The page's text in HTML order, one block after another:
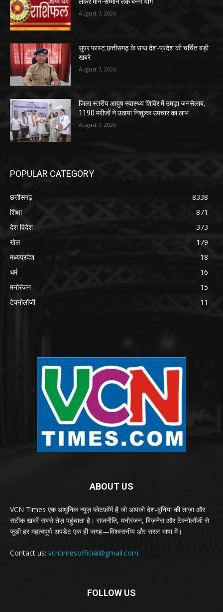
August 7, 2026
सुपर फास्ट:छत्तीसगढ़ के साथ देश-प्रदेश की चर्चित बड़ी
खबरे
August 7, 2026
जिला स्तरीय आयुष स्वास्थ्य शिविर में उमड़ा जनसैलाब,
1190 मरीजों ने उठाया निशुल्क उपचार का लाभ
August 7, 2026
POPULAR CATEGORY
छत्तीसगढ़
8338
शिक्षा
871
देश विदेश
373
खेल
179
मध्यप्रदेश
18
धर्म
16
मनोरंजन
15
टेक्नोलॉजी
11
ABOUT US
VCN Times एक आधुनिक न्यूज़ प्लेटफ़ॉर्म है जो आपको देश-दुनिया की ताज़ा और
सटीक खबरें सबसे तेज़ पहुंचाता है। राजनीति, मनोरंजन, बिज़नेस और टेक्नोलॉजी से
जुड़ी हर महत्वपूर्ण अपडेट एक ही जगह—विश्वसनीय और सरल भाषा में।
Contact us: vcntimesofficial@gmail.com
FOLLOW US